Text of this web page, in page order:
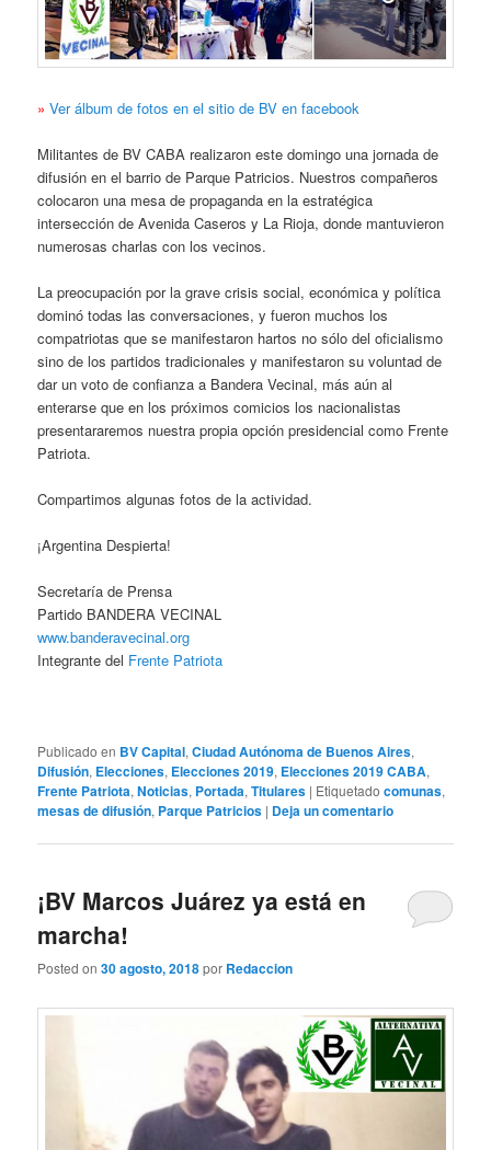
» Ver álbum de fotos en el sitio de BV en facebook
Militantes de BV CABA realizaron este domingo una jornada de
difusión en el barrio de Parque Patricios. Nuestros compañeros
colocaron una mesa de propaganda en la estratégica
intersección de Avenida Caseros y La Rioja, donde mantuvieron
numerosas charlas con los vecinos.
La preocupación por la grave crisis social, económica y política
dominó todas las conversaciones, y fueron muchos los
compatriotas que se manifestaron hartos no sólo del oficialismo
sino de los partidos tradicionales y manifestaron su voluntad de
dar un voto de confianza a Bandera Vecinal, más aún al
enterarse que en los próximos comicios los nacionalistas
presentararemos nuestra propia opción presidencial como Frente
Patriota.
Compartimos algunas fotos de la actividad.
¡Argentina Despierta!
Secretaría de Prensa
Partido BANDERA VECINAL
www.banderavecinal.org
Integrante del Frente Patriota
Publicado en BV Capital,Ciudad Autónoma de Buenos Aires,
Difusión, Elecciones, Elecciones 2019, Elecciones 2019 CABA,
Frente Patriota,Noticias, Portada,Titulares | Etiquetado comunas,
mesas de difusión, Parque Patricios | Deja un comentario
¡BV Marcos Juárez ya está en
marcha!
Posted on30 agosto, 2018por Redaccion